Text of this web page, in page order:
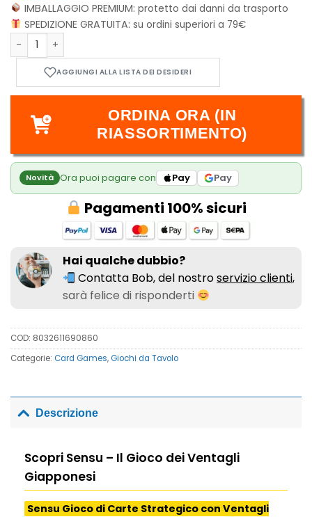
IMBALLAGGIO PREMIUM:protetto dai danni da trasporto
SPEDIZIONE GRATUITA:su ordini superiori a 79€
Sensu quantità
ORDINA ORA (IN
RIASSORTIMENTO)
Novità Ora puoi pagare con Pay Pay
Pagamenti 100% sicuri
Hai qualche dubbio?
Contatta Bob, del nostroservizio clienti,
sarà felice di risponderti
COD: 8032611690860
Categorie: Card Games, Giochi da Tavolo
Descrizione
Scopri Sensu – Il Gioco dei Ventagli
Giapponesi
Sensu Gioco di Carte Strategico con Ventagli